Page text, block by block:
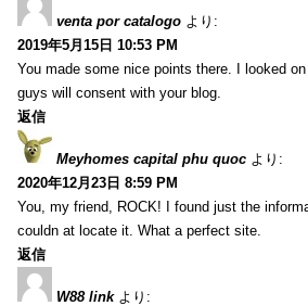
venta por catalogo より:
2019年5月15日 10:53 PM
You made some nice points there. I looked
guys will consent with your blog.
返信
Meyhomes capital phu quoc より:
2020年12月23日 8:59 PM
You, my friend, ROCK! I found just the
couldn at locate it. What a perfect site.
返信
W88 link より: